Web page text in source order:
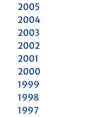
2005
2004
2003
2002
2001
2000
1999
1998
1997